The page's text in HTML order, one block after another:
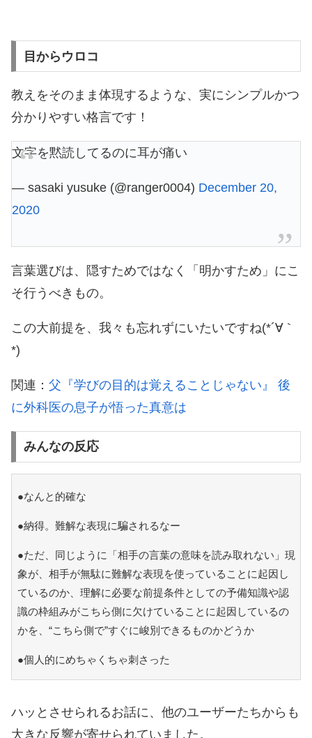
目からウロコ
教えをそのまま体現するような、実にシンプルかつ
分かりやすい格言です！
文字を黙読してるのに耳が痛い
— sasaki yusuke (@ranger0004) December 20,
2020
言葉選びは、隠すためではなく「明かすため」にこ
そ行うべきもの。
この大前提を、我々も忘れずにいたいですね(*´∀｀
*)
関連： 父『学びの目的は覚えることじゃない』 後
に外科医の息子が悟った真意は
みんなの反応
●なんと的確な
●納得。難解な表現に騙されるなー
●ただ、同じように「相手の言葉の意味を読み取れない」現
象が、相手が無駄に難解な表現を使っていることに起因し
ているのか、理解に必要な前提条件としての予備知識や認
識の枠組みがこちら側に欠けていることに起因しているの
かを、“こちら側で”すぐに峻別できるものかどうか
●個人的にめちゃくちゃ刺さった
ハッとさせられるお話に、他のユーザーたちからも
大きな反響が寄せられていました。